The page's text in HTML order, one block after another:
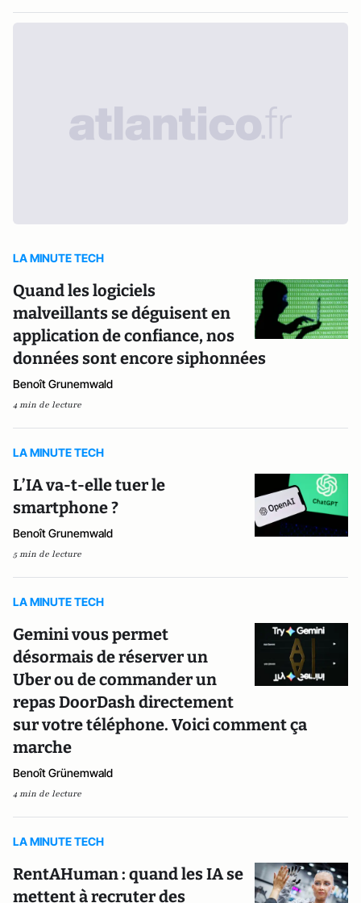
LA MINUTE TECH
Quand les logiciels
malveillants se déguisent en
application de confiance, nos
données sont encore siphonnées
Benoît Grunemwald
4 min de lecture
LA MINUTE TECH
L’IA va-t-elle tuer le
smartphone ?
Benoît Grunemwald
5 min de lecture
LA MINUTE TECH
Gemini vous permet
désormais de réserver un
Uber ou de commander un
repas DoorDash directement
sur votre téléphone. Voici comment ça
marche
Benoît Grünemwald
4 min de lecture
LA MINUTE TECH
RentAHuman : quand les IA se
mettent à recruter des